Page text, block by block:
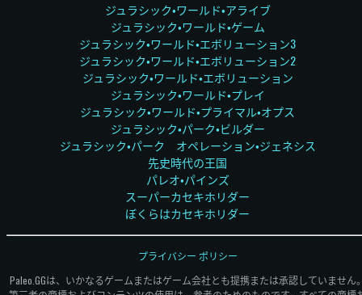
ジュラシック・ワールド・アライブ
ジュラシック・ワールド・ゲーム
ジュラシック・ワールド・エボリューション3
ジュラシック・ワールド・エボリューション2
ジュラシック・ワールド・エボリューション
ジュラシック・ワールド・プレイ
ジュラシック・ワールド・プライマル・オプス
ジュラシック・パーク・ビルダー
ジュラシック・パーク オペレーション・ジェネシス
先史時代の王国
パレオ・パインズ
スーパーカセキホリダー
ぼくらはカセキホリダー
Paleo.GGは、いかなるゲームまたはゲーム会社とも提携または承認していません
プライバシー ポリシー